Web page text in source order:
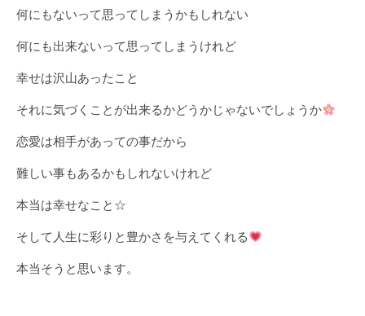
何にもないって思ってしまうかもしれない
何にも出来ないって思ってしまうけれど
幸せは沢山あったこと
それに気づくことが出来るかどうかじゃないでしょうか
恋愛は相手があっての事だから
難しい事もあるかもしれないけれど
本当は幸せなこと☆
そして人生に彩りと豊かさを与えてくれる
本当そうと思います。